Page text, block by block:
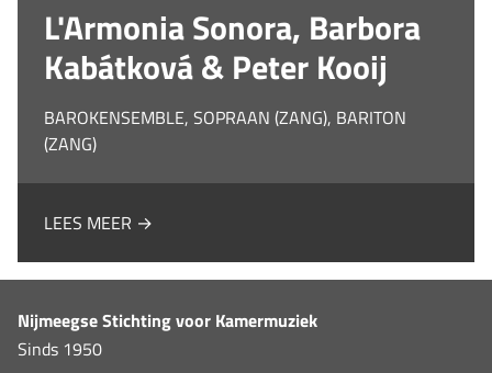
L'Armonia Sonora, Barbora
Kabátková & Peter Kooij
BAROKENSEMBLE, SOPRAAN (ZANG), BARITON
(ZANG)
LEES MEER →
Nijmeegse Stichting voor Kamermuziek
Sinds 1950